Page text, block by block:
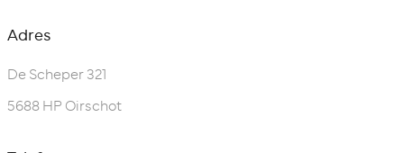
Adres
De Scheper 321
5688 HP Oirschot